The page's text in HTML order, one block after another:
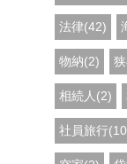
法律(42)
物納(2)
相続人(2)
社員旅行